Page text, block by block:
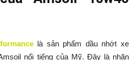
là sản phẩm dầu nhớt xe
nổi tiếng của Mỹ. Đây là nhãn